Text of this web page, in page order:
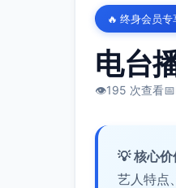
🔥 终身会员专
电台
👁️195 次查看📅
💡 核心价
艺人特点